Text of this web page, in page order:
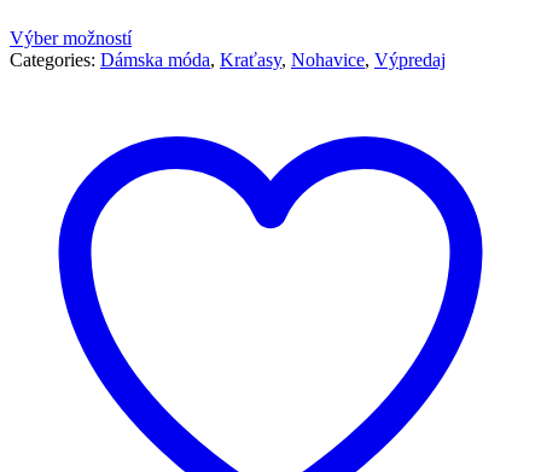
Výber možností
Categories: Dámska móda, Kraťasy, Nohavice, Výpredaj